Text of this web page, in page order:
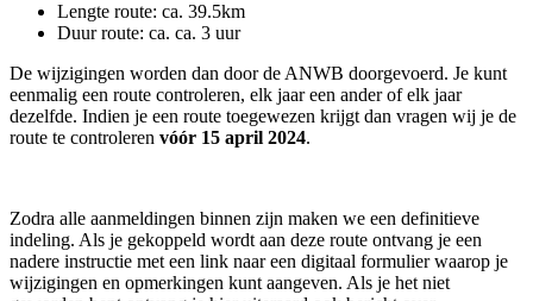
Lengte route: ca. 39.5km
Duur route: ca. ca. 3 uur
De wijzigingen worden dan door de ANWB doorgevoerd. Je kunt
eenmalig een route controleren, elk jaar een ander of elk jaar
dezelfde. Indien je een route toegewezen krijgt dan vragen wij je de
route te controleren vóór 15 april 2024.
Zodra alle aanmeldingen binnen zijn maken we een definitieve
indeling. Als je gekoppeld wordt aan deze route ontvang je een
nadere instructie met een link naar een digitaal formulier waarop je
wijzigingen en opmerkingen kunt aangeven. Als je het niet